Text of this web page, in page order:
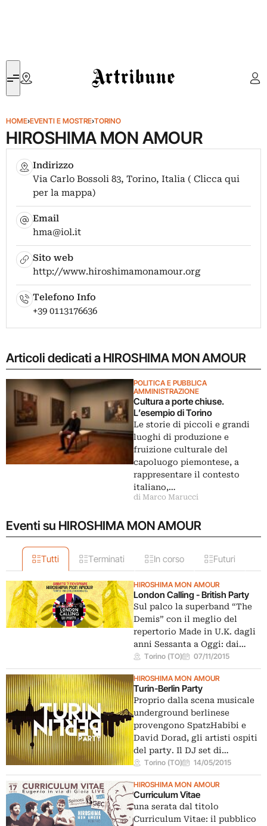
Artribune
HOME›EVENTI E MOSTRE›TORINO
HIROSHIMA MON AMOUR
Indirizzo
Via Carlo Bossoli 83, Torino, Italia ( Clicca qui
per la mappa)
Email
hma@iol.it
Sito web
http://www.hiroshimamonamour.org
Telefono Info
+39 0113176636
Articoli dedicati a HIROSHIMA MON AMOUR
POLITICA E PUBBLICA
AMMINISTRAZIONE
Cultura a porte chiuse.
L’esempio di Torino
Le storie di piccoli e grandi
luoghi di produzione e
fruizione culturale del
capoluogo piemontese, a
rappresentare il contesto
italiano,…
di Marco Marucci
Eventi su HIROSHIMA MON AMOUR
Tutti Terminati In corso Futuri
HIROSHIMA MON AMOUR
London Calling - British Party
Sul palco la superband “The
Demis” con il meglio del
repertorio Made in U.K. dagli
anni Sessanta a Oggi: dai…
Torino (TO) 07/11/2015
HIROSHIMA MON AMOUR
Turin-Berlin Party
Proprio dalla scena musicale
underground berlinese
provengono SpatzHabibi e
David Dorad, gli artisti ospiti
del party. Il DJ set di…
Torino (TO) 14/05/2015
HIROSHIMA MON AMOUR
Curriculum Vitae
una serata dal titolo
Curriculum Vitae: il pubblico